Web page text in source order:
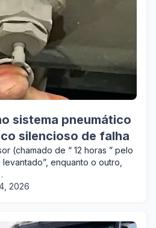
sistema pneumático
silencioso de falha
(chamado de “ 12 horas ” pelo
enquanto o outro,
2026